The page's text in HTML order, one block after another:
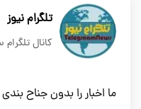
تلگرام نیوز
کانال تلگرام
ما اخبار را بدون جناح